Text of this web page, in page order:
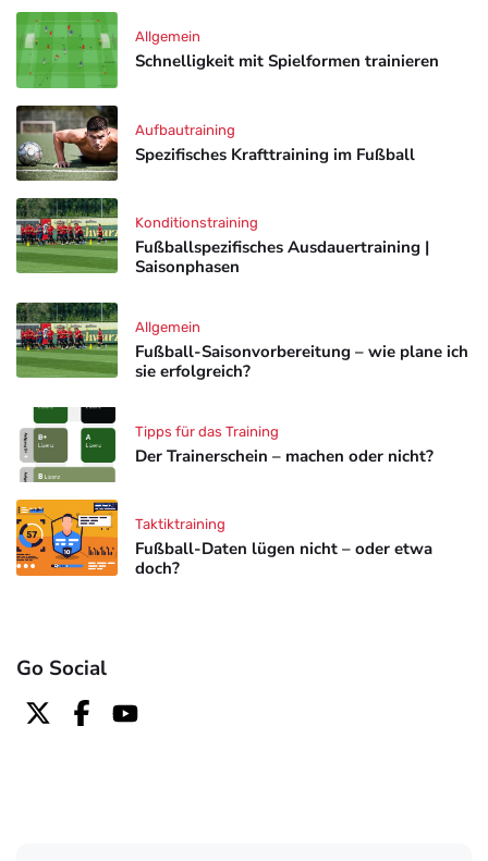
Schnelligkeit mit Spielformen trainieren
Allgemein
Spezifisches Krafttraining im Fußball
Aufbautraining
Fußballspezifisches Ausdauertraining |
Saisonphasen
Konditionstraining
Fußball-Saisonvorbereitung – wie plane ich
sie erfolgreich?
Allgemein
Der Trainerschein – machen oder nicht?
Tipps für das Training
Fußball-Daten lügen nicht – oder etwa
doch?
Taktiktraining
Go Social